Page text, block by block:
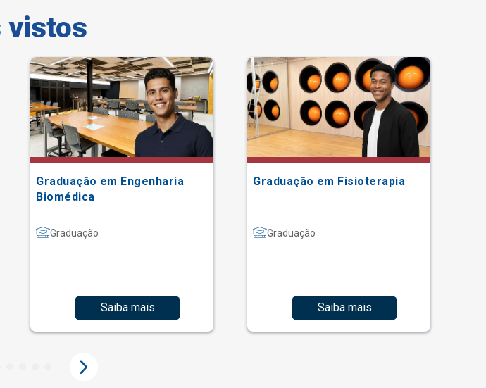
vistos
Graduação em Engenharia
Biomédica
Graduação
Saiba mais
Graduação em Fisioterapia
Graduação
Saiba mais